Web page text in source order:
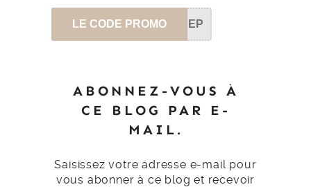
LE CODE PROMO SEP
ABONNEZ-VOUS À
CE BLOG PAR E-
MAIL.
Saisissez votre adresse e-mail pour
vous abonner à ce blog et recevoir